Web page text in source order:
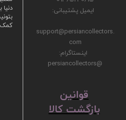
کمک
ایمیل پشتیبانی:
support@persiancollectors.
com
اینستاگرام:
@persiancollectors
ق​​​​​​​وانین
بازگشت کالا